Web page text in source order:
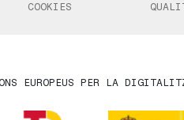
COOKIES
EUROPEUS PER LA